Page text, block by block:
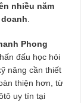
nhiều năm
Phong
đấu học hỏi
năng cần thiết
thiện hơn, từ
uy tín tại